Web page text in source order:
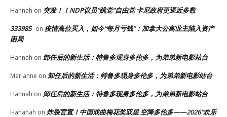
Hannah on 突发！！NDP议员“跳党”自由党 卡尼政府更逼近多数
333985 on 疫情高位买入，如今“每月亏钱”：加拿大公寓业主陷入资产
困局
Hannah on 卸任后的新生活：特鲁多现身多伦多，为弟弟新电影站台
Marianne on 卸任后的新生活：特鲁多现身多伦多，为弟弟新电影站台
Hannah on 卸任后的新生活：特鲁多现身多伦多，为弟弟新电影站台
Hahahah on 炸裂官宣！中国戏曲梅花奖双星 空降多伦多——2026“欢乐